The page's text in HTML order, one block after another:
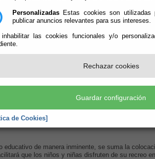
Personalizadas Estas cookies son utilizadas
publicar anuncios relevantes para sus intereses.
las cookies funcionales y/o
Rechazar cookies
Guardar configuración
de Cookies]
reparación de varias zonas de la
impermeabilizar las zonas
Las obras contemplan la limpieza
especialmente las cazoletas y
la nueva impermeabilización se
educativo de manera inminente, se suma la
que los niños y niñas disfruten de su recreo